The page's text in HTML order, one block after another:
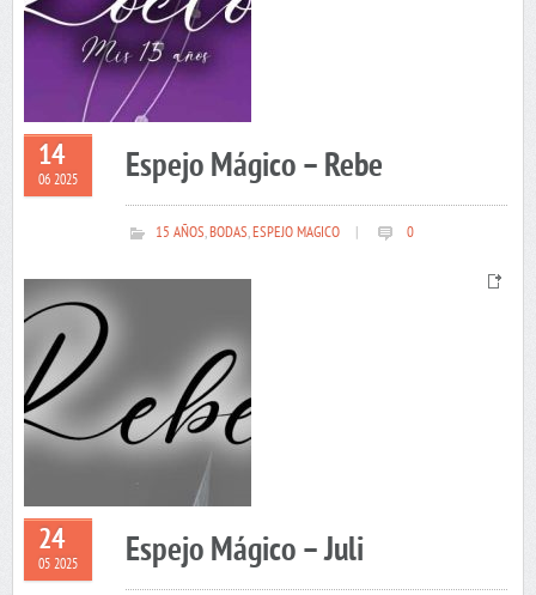
14
06 2025 Espejo Mágico – Rebe
15 AÑOS,BODAS,ESPEJO MAGICO 0
24
05 2025 Espejo Mágico – Juli